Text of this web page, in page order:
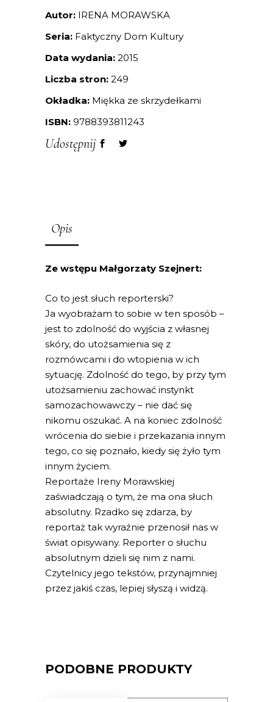
Autor: IRENA MORAWSKA
Seria: Faktyczny Dom Kultury
Data wydania: 2015
Liczba stron: 249
Okładka: Miękka ze skrzydełkami
ISBN: 9788393811243
Udostępnij
Opis
Ze wstępu Małgorzaty Szejnert:
Co to jest słuch reporterski?
Ja wyobrażam to sobie w ten sposób –
jest to zdolność do wyjścia z własnej
skóry, do utożsamienia się z
rozmówcami i do wtopienia w ich
sytuację. Zdolność do tego, by przy tym
utożsamieniu zachować instynkt
samozachowawczy – nie dać się
nikomu oszukać. A na koniec zdolność
wrócenia do siebie i przekazania innym
tego, co się poznało, kiedy się żyło tym
innym życiem.
Reportaże Ireny Morawskiej
zaświadczają o tym, że ma ona słuch
absolutny. Rzadko się zdarza, by
reportaż tak wyraźnie przenosił nas w
świat opisywany. Reporter o słuchu
absolutnym dzieli się nim z nami.
Czytelnicy jego tekstów, przynajmniej
przez jakiś czas, lepiej słyszą i widzą.
PODOBNE PRODUKTY